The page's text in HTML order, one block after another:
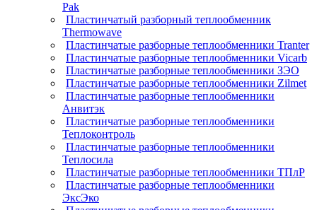
Pak
Пластинчатый разборный теплообменник
Thermowave
Пластинчатые разборные теплообменники Tranter
Пластинчатые разборные теплообменники Vicarb
Пластинчатые разборные теплообменники ЗЭО
Пластинчатые разборные теплообменники Zilmet
Пластинчатые разборные теплообменники
Анвитэк
Пластинчатые разборные теплообменники
Теплоконтроль
Пластинчатые разборные теплообменники
Теплосила
Пластинчатые разборные теплообменники ТПлР
Пластинчатые разборные теплообменники
ЭксЭко